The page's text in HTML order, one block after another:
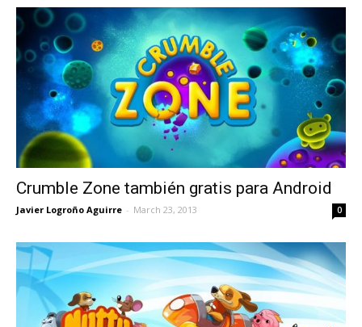
Crumble Zone también gratis para Android
Javier Logroño Aguirre - March 23, 2013 0